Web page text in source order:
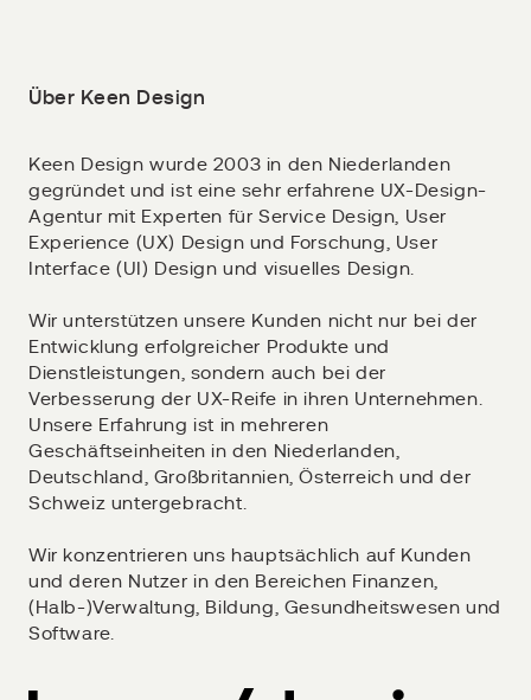
Über Keen Design
Keen Design wurde 2003 in den Niederlanden
gegründet und ist eine sehr erfahrene UX-Design-
Agentur mit Experten für Service Design, User
Experience (UX) Design und Forschung, User
Interface (UI) Design und visuelles Design.
Wir unterstützen unsere Kunden nicht nur bei der
Entwicklung erfolgreicher Produkte und
Dienstleistungen, sondern auch bei der
Verbesserung der UX-Reife in ihren Unternehmen.
Unsere Erfahrung ist in mehreren
Geschäftseinheiten in den Niederlanden,
Deutschland, Großbritannien, Österreich und der
Schweiz untergebracht.
Wir konzentrieren uns hauptsächlich auf Kunden
und deren Nutzer in den Bereichen Finanzen,
(Halb-)Verwaltung, Bildung, Gesundheitswesen und
Software.